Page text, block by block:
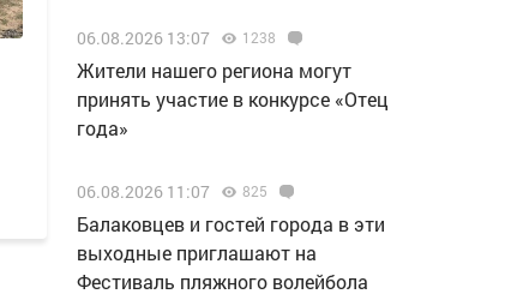
06.08.2026 13:07 1238
Жители нашего региона могут
принять участие в конкурсе «Отец
года»
06.08.2026 11:07 825
Балаковцев и гостей города в эти
выходные приглашают на
Фестиваль пляжного волейбола